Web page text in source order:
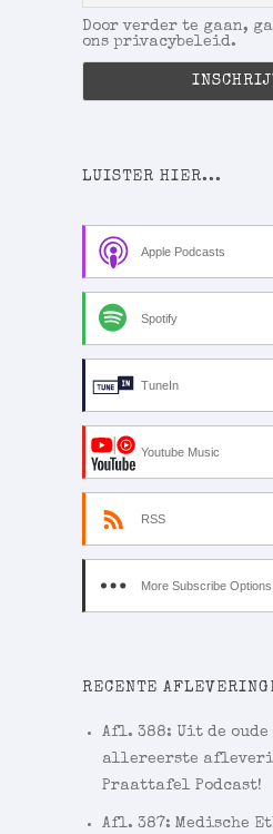
Door verder te gaan,
ons privacybeleid.
LUISTER HIER...
Apple Podcasts
Spotify
TuneIn
Youtube Music
RSS
More Subscribe Options
RECENTE
Afl. 388: Uit de oude
allereerste
Praattafel Podcast!
Afl. 387: Medische